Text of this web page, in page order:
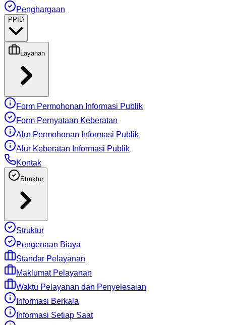
Penghargaan
PPID
Layanan
Form Permohonan Informasi Publik
Form Pernyataan Keberatan
Alur Permohonan Informasi Publik
Alur Keberatan Informasi Publik
Kontak
Struktur
Struktur
Pengenaan Biaya
Standar Pelayanan
Maklumat Pelayanan
Waktu Pelayanan dan Penyelesaian
Informasi Berkala
Informasi Setiap Saat